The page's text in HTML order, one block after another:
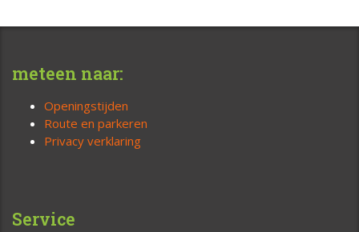
meteen naar:
Openingstijden
Route en parkeren
Privacy verklaring
Service